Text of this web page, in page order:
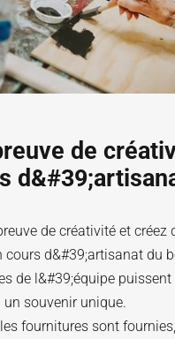
de
de créativité et créez
cours d&#39;artisanat du
de l&#39;équipe
un souvenir unique.
fournitures sont